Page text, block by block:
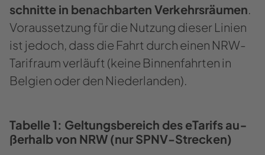
schnit­te in be­nach­bar­ten Ver­kehrs­räu­men
Vor­aus­set­zung für die Nut­zung die­ser Li­ni­en
ist je­doch, dass die Fahrt durch einen NRW-​
Tarifraum ver­läuft (keine Bin­nen­fahr­ten in
Bel­gi­en oder den Nie­der­lan­den).
Ta­bel­le 1: Gel­tungs­be­reich des eTa­rifs au­
ßer­halb von NRW (nur SPNV-​Strecken)